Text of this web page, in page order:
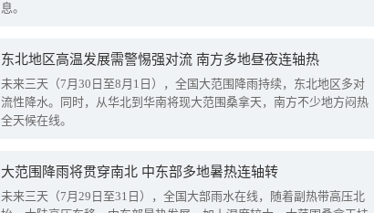
息。
东北地区高温发展需警惕强对流 南方多地昼夜连轴热
未来三天（7月30日至8月1日），全国大范围降雨持续，东北地区多对
流性降水。同时，从华北到华南将现大范围桑拿天，南方不少地方闷热
全天候在线。
大范围降雨将贯穿南北 中东部多地暑热连轴转
未来三天（7月29日至31日），全国大部雨水在线，随着副热带高压北